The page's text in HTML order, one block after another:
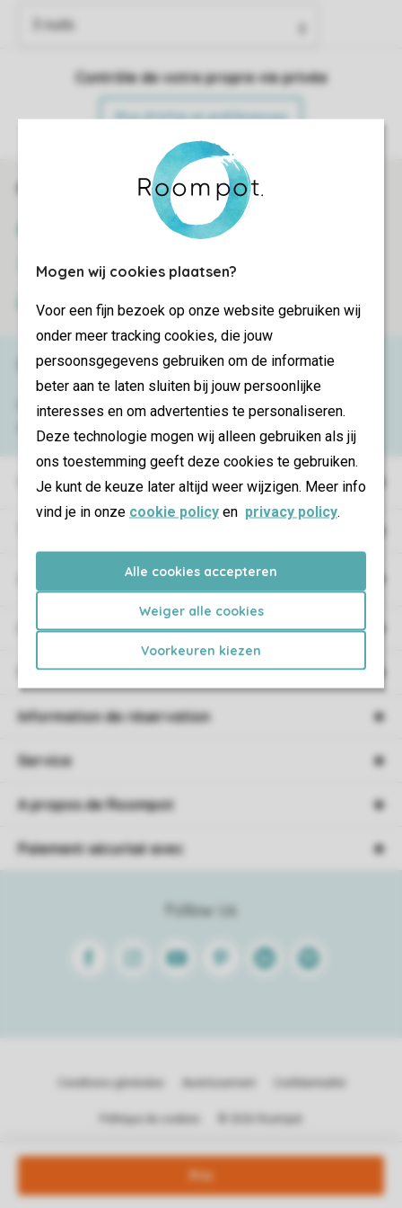
Mogen wij cookies plaatsen?
Voor een fijn bezoek op onze website gebruiken wij
onder meer tracking cookies, die jouw
persoonsgegevens gebruiken om de informatie
beter aan te laten sluiten bij jouw persoonlijke
interesses en om advertenties te personaliseren.
Deze technologie mogen wij alleen gebruiken als jij
ons toestemming geeft deze cookies te gebruiken.
Je kunt de keuze later altijd weer wijzigen. Meer info
vind je in onze cookie policy en privacy policy.
Alle cookies accepteren
Weiger alle cookies
Voorkeuren kiezen
Prix
Contrôle de votre propre vie privée
Plus d’infos et préférences
Réservations en ligne rapides et sécurisées
Transmission sécurisée des données
Paiement sécurisé
Villages de vacances
Hébergement
Promotions
Besoin d’aide ?
Consultez la foire auxquestionsou
Follow Us
FacebookInstagramYoutube PinterestLinkedinSpotify
Information de réservation
Service
A propos de Roompot
Paiement sécurisé avec